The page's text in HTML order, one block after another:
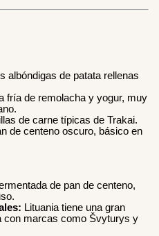
albóndigas de patata rellenas
fría de remolacha y yogur, muy
de carne típicas de Trakai.
de centeno oscuro, básico en
de pan de centeno,
Lituania tiene una gran
con marcas como Švyturys y